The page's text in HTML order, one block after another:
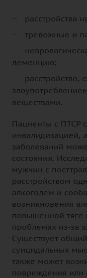
расстройства
тревожные и
деменцию;
расстройство,
веществами.
Пациенты с ПТСР
инвалидизацией,
заболеваний
состояния.
мужчин с
расстройством
алкоголем и
возникновения
повышенной тяге
проблемах из-за
Существует
суицидальных
также может
повреждения или